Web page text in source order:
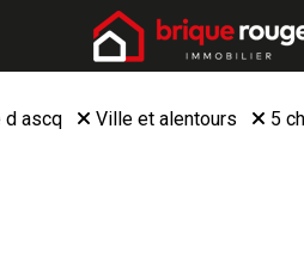
d ascq Ville et alentours 5